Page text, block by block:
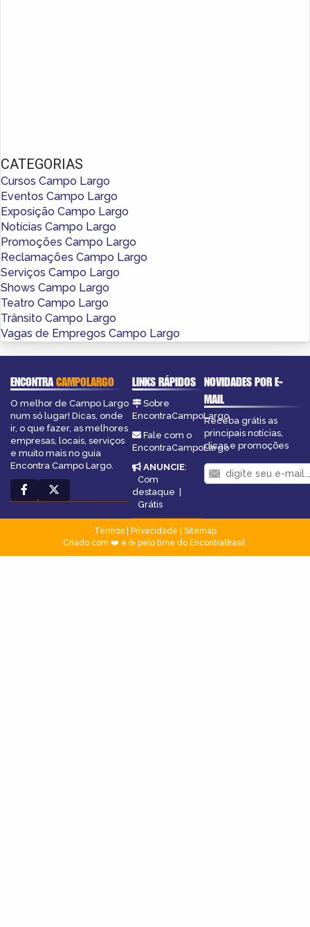
CATEGORIAS
Cursos Campo Largo
Eventos Campo Largo
Exposição Campo Largo
Notícias Campo Largo
Promoções Campo Largo
Reclamações Campo Largo
Serviços Campo Largo
Shows Campo Largo
Teatro Campo Largo
Trânsito Campo Largo
Vagas de Empregos Campo Largo
ENCONTRACAMPOLARGO
O melhor de Campo Largo
num só lugar! Dicas, onde
ir, o que fazer, as melhores
empresas, locais, serviços
e muito mais no guia
Encontra Campo Largo.
LINKS RÁPIDOS
Sobre
EncontraCampoLargo
Fale com o
EncontraCampoLargo
ANUNCIE:
Com
destaque
Grátis
NOVIDADES POR E-
MAIL
Receba grátis as
principais notícias,
dicas e promoções
Termos| Privacidade
Sitemap
Criado com ❤️ e ☕ pelo time do EncontraBrasil